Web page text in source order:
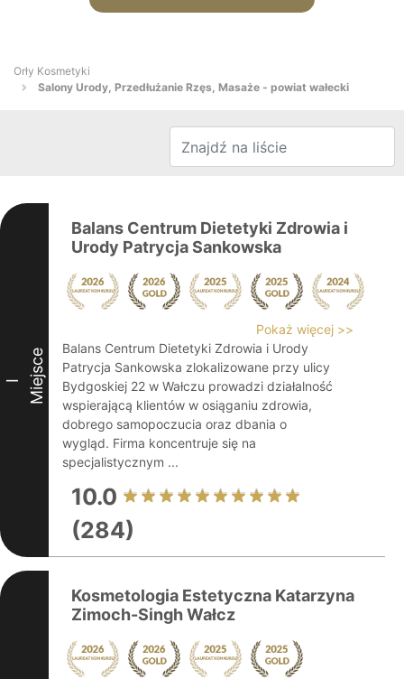
Orły Kosmetyki
Salony Urody, Przedłużanie Rzęs, Masaże - powiat wałecki
I Miejsce
Balans Centrum Dietetyki Zdrowia i
Urody Patrycja Sankowska
Pokaż więcej >>
Balans Centrum Dietetyki Zdrowia i Urody
Patrycja Sankowska zlokalizowane przy ulicy
Bydgoskiej 22 w Wałczu prowadzi działalność
wspierającą klientów w osiąganiu zdrowia,
dobrego samopoczucia oraz dbania o
wygląd. Firma koncentruje się na
specjalistycznym ...
10.0
(284)
Kosmetologia Estetyczna Katarzyna
Zimoch-Singh Wałcz